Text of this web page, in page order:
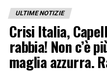
ULTIME NOTIZIE
Crisi Italia,
rabbia! Non c’è
maglia azzurra.